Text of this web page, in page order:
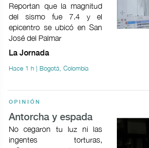
Reportan que la magnitud
del sismo fue 7.4 y el
epicentro se ubicó en San
José del Palmar
La Jornada
Hace 1 h | Bogotá, Colombia
OPINIÓN
Antorcha y espada
No cegaron tu luz ni las
ingentes torturas,